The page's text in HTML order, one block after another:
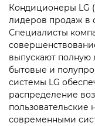
Кондиционеры LG
лидеров продаж в
Специалисты
выпускают полную
бытовые и
системы LG
распределение
пользовательские
современными